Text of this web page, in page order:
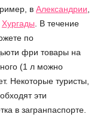
в Александрии
Хургады . В течение
по
фри товары на
(1 л можно
Некоторые туристы,
эти
в загранпаспорте.